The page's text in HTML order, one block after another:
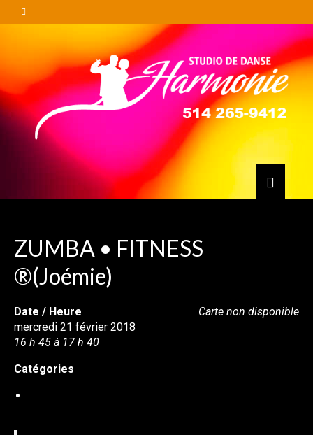
ZUMBA • FITNESS
®(Joémie)
Carte non disponible
Date / Heure
mercredi 21 février 2018
16 h 45 à 17 h 40
Catégories